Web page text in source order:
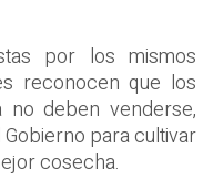
por los mismos
reconocen que los
no deben venderse,
para cultivar
cosecha.